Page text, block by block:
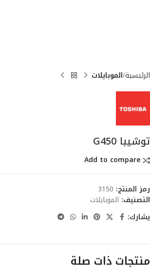
الرئيسية الموبايلات
توشيبا G450
Add to compare
رمز المنتج: 3150
التصنيف: الموبايلات
يشارك:
منتجات ذات صلة